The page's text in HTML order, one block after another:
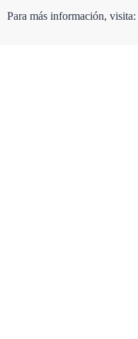
Para más información, visita: